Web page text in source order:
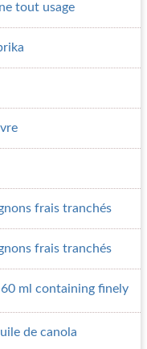
tout usage
frais tranchés
frais tranchés
ml containing finely
de canola